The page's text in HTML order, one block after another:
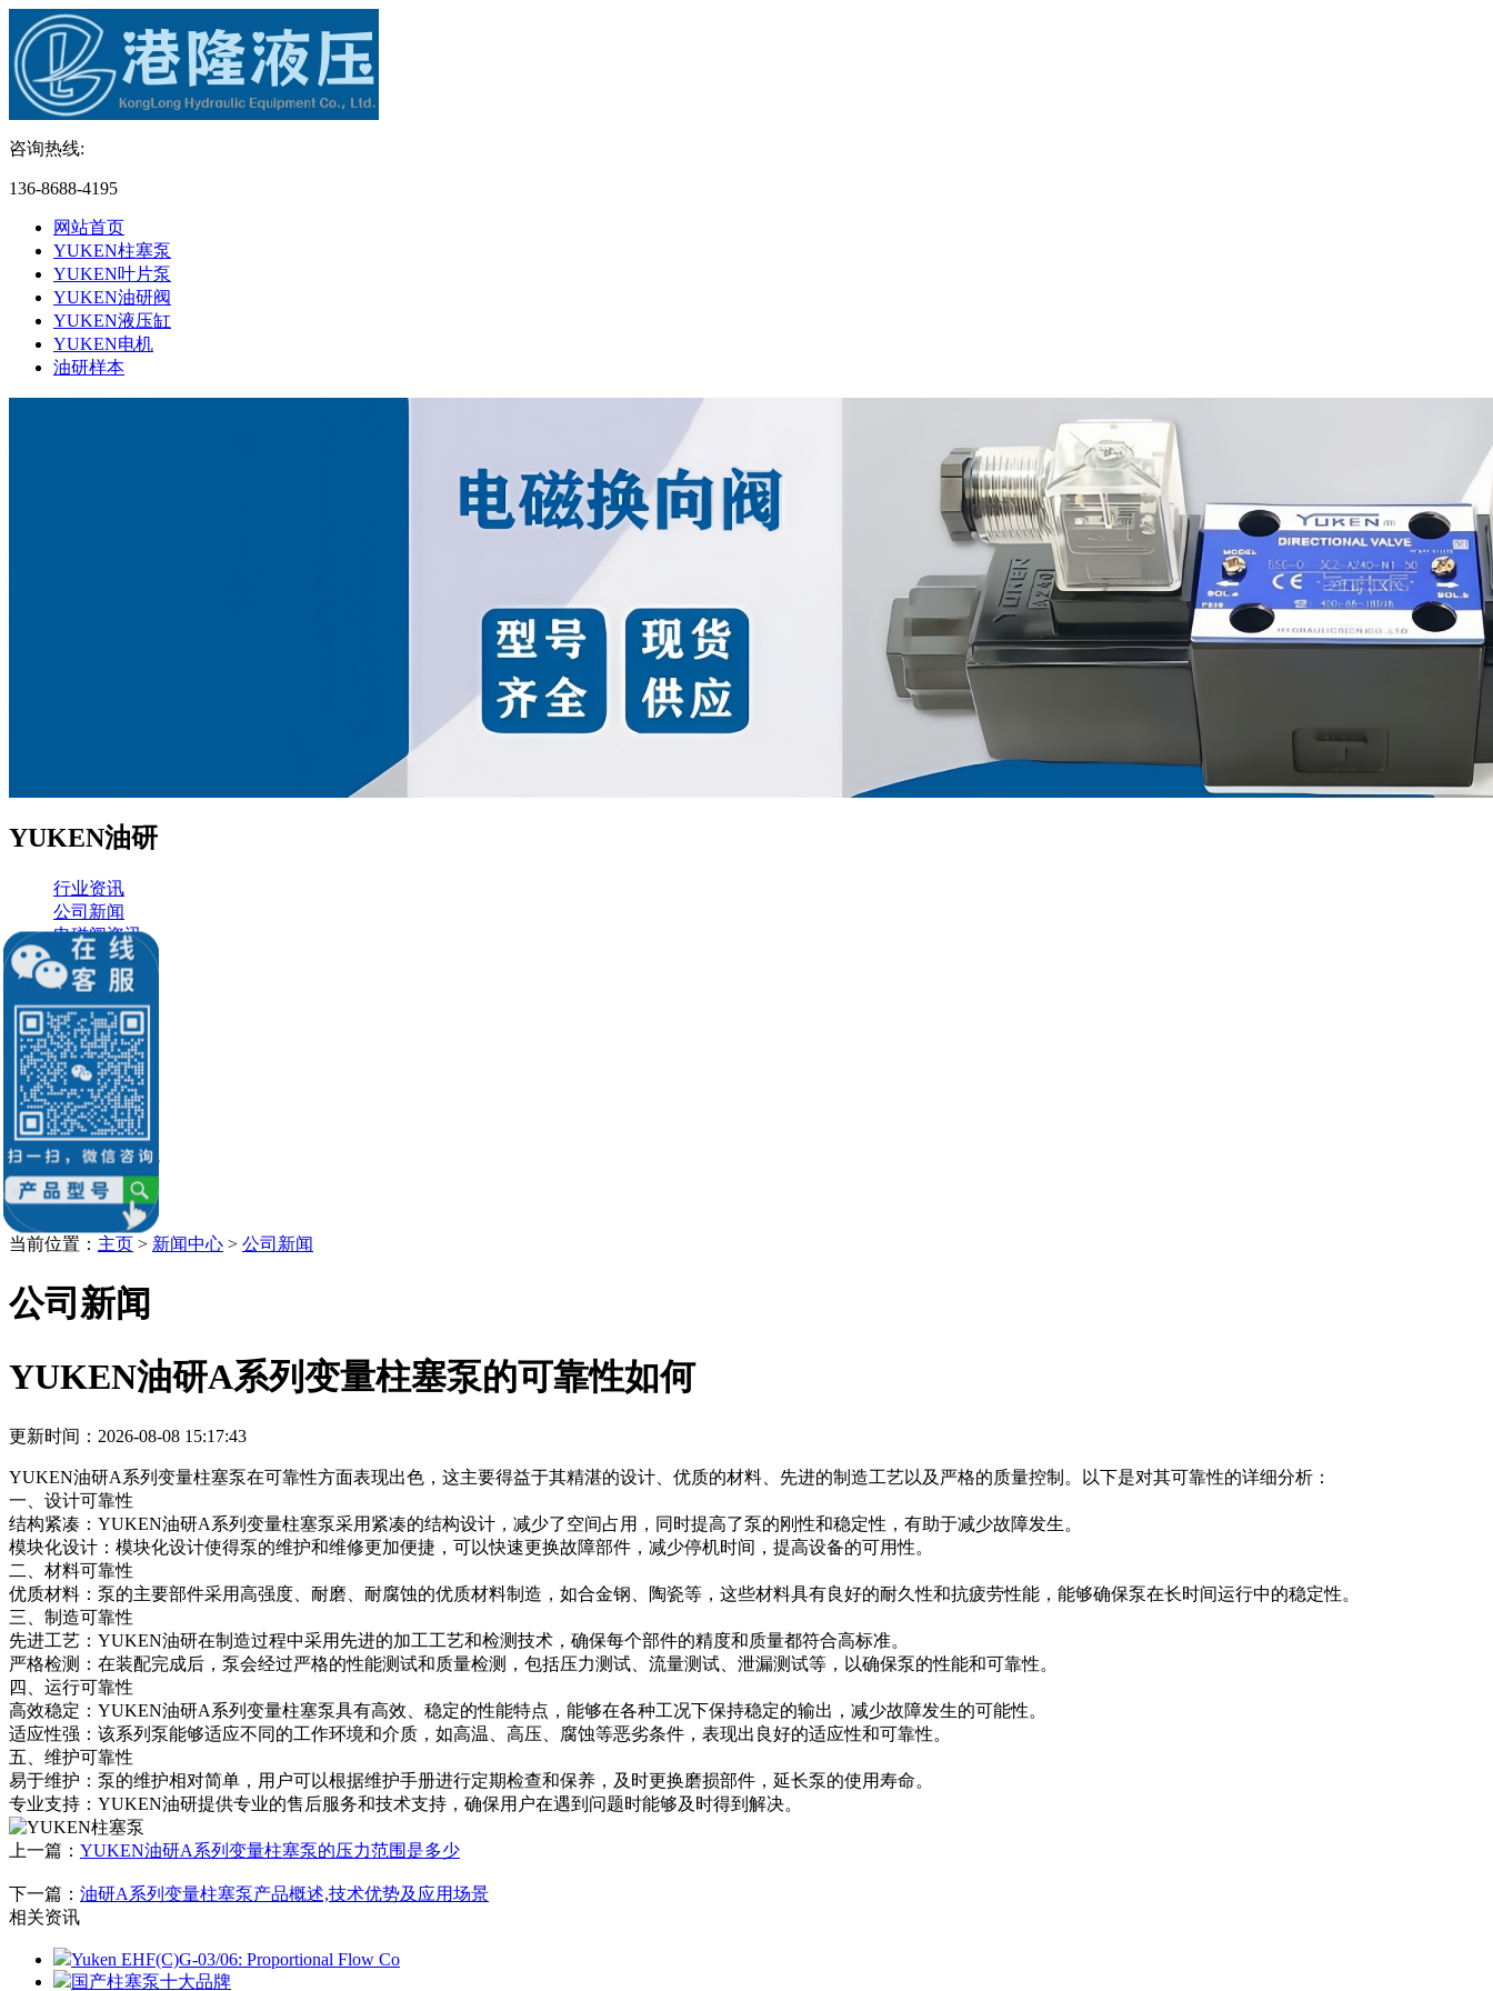
咨询热线:
136-8688-4195
网站首页
YUKEN柱塞泵
YUKEN叶片泵
YUKEN油研阀
YUKEN液压缸
YUKEN电机
油研样本
YUKEN油研
行业资讯
公司新闻
电磁阀资讯
液压知识堂
油研柱塞泵
油研叶片泵
油研液压缸
油研电机
油研电磁阀
销售：李经理
微信： 13686884195
Q Q：539184136
539184136@qq.com
当前位置： 主页 > 新闻中心 > 公司新闻
公司新闻
YUKEN油研A系列变量柱塞泵的可靠性如何
更新时间：2026-08-08 15:17:43
YUKEN油研A系列变量柱塞泵在可靠性方面表现出色，这主要得益于其精湛的设计、优质的材料、先进的制造工艺以及严格的质量控制。以下是对其可靠性的详细分析：
一、设计可靠性
结构紧凑：YUKEN油研A系列变量柱塞泵采用紧凑的结构设计，减少了空间占用，同时提高了泵的刚性和稳定性，有助于减少故障发生。
模块化设计：模块化设计使得泵的维护和维修更加便捷，可以快速更换故障部件，减少停机时间，提高设备的可用性。
二、材料可靠性
优质材料：泵的主要部件采用高强度、耐磨、耐腐蚀的优质材料制造，如合金钢、陶瓷等，这些材料具有良好的耐久性和抗疲劳性能，能够确保泵在长时间运行中的稳定性。
三、制造可靠性
先进工艺：YUKEN油研在制造过程中采用先进的加工工艺和检测技术，确保每个部件的精度和质量都符合高标准。
严格检测：在装配完成后，泵会经过严格的性能测试和质量检测，包括压力测试、流量测试、泄漏测试等，以确保泵的性能和可靠性。
四、运行可靠性
高效稳定：YUKEN油研A系列变量柱塞泵具有高效、稳定的性能特点，能够在各种工况下保持稳定的输出，减少故障发生的可能性。
适应性强：该系列泵能够适应不同的工作环境和介质，如高温、高压、腐蚀等恶劣条件，表现出良好的适应性和可靠性。
五、维护可靠性
易于维护：泵的维护相对简单，用户可以根据维护手册进行定期检查和保养，及时更换磨损部件，延长泵的使用寿命。
专业支持：YUKEN油研提供专业的售后服务和技术支持，确保用户在遇到问题时能够及时得到解决。
上一篇： YUKEN油研A系列变量柱塞泵的压力范围是多少
下一篇： 油研A系列变量柱塞泵产品概述,技术优势及应用场景
相关资讯
Yuken EHF(C)G-03/06: Proportional Flow Co
国产柱塞泵十大品牌